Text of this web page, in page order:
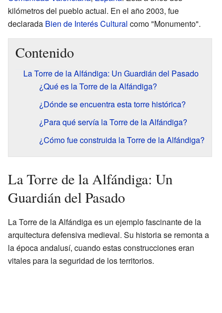
kilómetros del pueblo actual. En el año 2003, fue
declarada Bien de Interés Cultural como "Monumento".
Contenido
La Torre de la Alfándiga: Un Guardián del Pasado
¿Qué es la Torre de la Alfándiga?
¿Dónde se encuentra esta torre histórica?
¿Para qué servía la Torre de la Alfándiga?
¿Cómo fue construida la Torre de la Alfándiga?
La Torre de la Alfándiga: Un
Guardián del Pasado
La Torre de la Alfándiga es un ejemplo fascinante de la
arquitectura defensiva medieval. Su historia se remonta a
la época andalusí, cuando estas construcciones eran
vitales para la seguridad de los territorios.